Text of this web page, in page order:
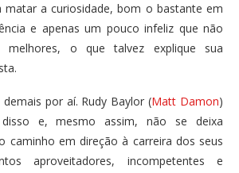
matar a curiosidade, bom o bastante em
e apenas um pouco infeliz que não
o que talvez explique sua
por aí. Rudy Baylor (Matt Damon)
e, mesmo assim, não se deixa
caminho em direção à carreira dos seus
aproveitadores, incompetentes e